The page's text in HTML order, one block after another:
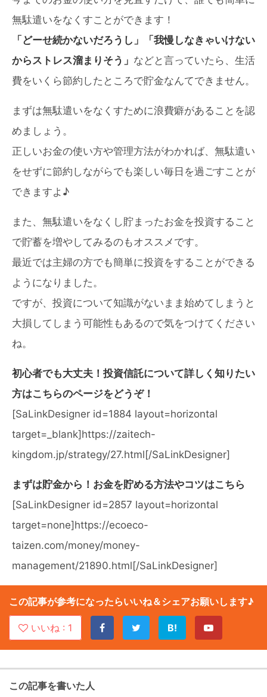
無駄遣いをなくすことができます！
「どーせ続かないだろうし」「我慢しなきゃいけない
からストレス溜まりそう」 などと言っていたら、生活
費をいくら節約したところで貯金なんてできません。
まずは無駄遣いをなくすために浪費癖があることを認
めましょう。
正しいお金の使い方や管理方法がわかれば、無駄遣い
をせずに節約しながらでも楽しい毎日を過ごすことが
できますよ♪
また、無駄遣いをなくし貯まったお金を投資すること
で貯蓄を増やしてみるのもオススメです。
最近では主婦の方でも簡単に投資をすることができる
ようになりました。
ですが、投資について知識がないまま始めてしまうと
大損してしまう可能性もあるので気をつけてください
ね。
初心者でも大丈夫！投資信託について詳しく知りたい
方はこちらのページをどうぞ！
[SaLinkDesigner id=1884 layout=horizontal
target=_blank]https://zaitech-
kingdom.jp/strategy/27.html[/SaLinkDesigner]
まずは貯金から！お金を貯める方法やコツはこちら
[SaLinkDesigner id=2857 layout=horizontal
target=none]https://ecoeco-
taizen.com/money/money-
management/21890.html[/SaLinkDesigner]
この記事が参考になったらいいね＆シェアお願いします♪
いいね : 1 B!
この記事を書いた人